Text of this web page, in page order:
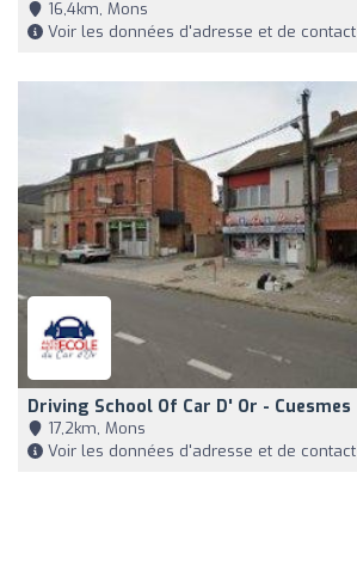
16,4km, Mons
Voir les données d'adresse et de contact
Driving School Of Car D' Or - Cuesmes
17,2km, Mons
Voir les données d'adresse et de contact